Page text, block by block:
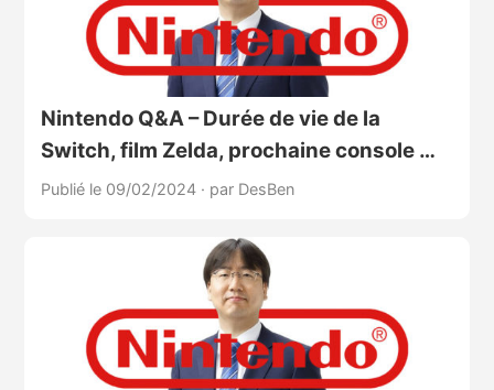
Nintendo Q&A – Durée de vie de la
Switch, film Zelda, prochaine console …
Publié le 09/02/2024 · par DesBen